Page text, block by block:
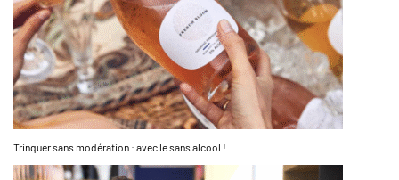
Trinquer sans modération : avec le sans alcool !